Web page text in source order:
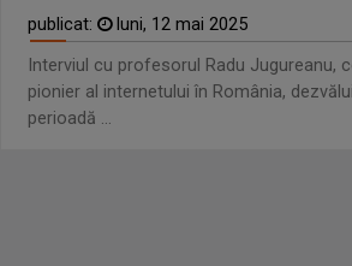
publicat:
luni, 12 mai 2025
Interviul cu profesorul Radu Jugureanu,
pionier al internetului în România,
perioadă ...